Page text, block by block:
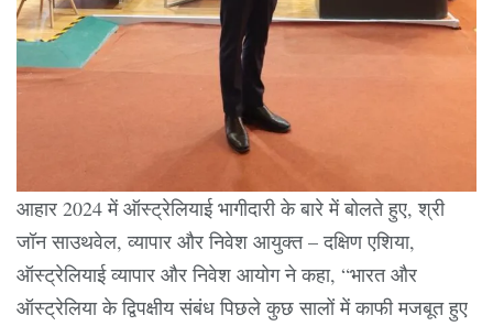
आहार 2024 में ऑस्ट्रेलियाई भागीदारी के बारे में बोलते हुए, श्री
जॉन साउथवेल, व्यापार और निवेश आयुक्त – दक्षिण एशिया,
ऑस्ट्रेलियाई व्यापार और निवेश आयोग ने कहा, “भारत और
ऑस्ट्रेलिया के द्विपक्षीय संबंध पिछले कुछ सालों में काफी मजबूत हुए